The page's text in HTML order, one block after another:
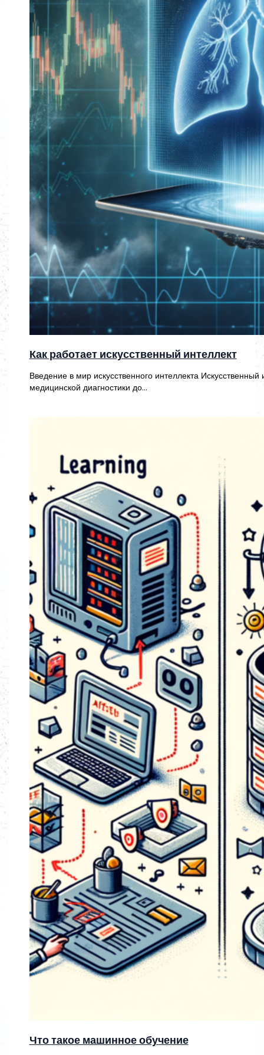
Как работает искусственный интеллект
Введение в мир искусственного интеллекта
медицинской диагностики до…
Что такое машинное обучение